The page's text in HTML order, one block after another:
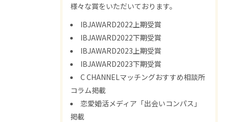
様々な賞をいただいております。
IBJAWARD2022上期受賞
IBJAWARD2022下期受賞
IBJAWARD2023上期受賞
IBJAWARD2023下期受賞
C CHANNELマッチングおすすめ相談所
コラム掲載
恋愛婚活メディア「出会いコンパス」
掲載